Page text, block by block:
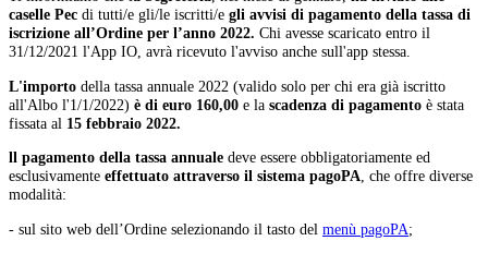
caselle Pec di tutti/e gli/le iscritti/e gli avvisi di pagamento della tassa di
iscrizione all’Ordine per l’anno 2022. Chi avesse scaricato entro il
31/12/2021 l'App IO, avrà ricevuto l'avviso anche sull'app stessa.
L'importo della tassa annuale 2022 (valido solo per chi era già iscritto
all'Albo l'1/1/2022) è di euro 160,00 e la scadenza di pagamento è stata
fissata al 15 febbraio 2022.
ll pagamento della tassa annuale deve essere obbligatoriamente ed
esclusivamente effettuato attraverso il sistema pagoPA, che offre diverse
modalità:
- sul sito web dell’Ordine selezionando il tasto del menù pagoPA;